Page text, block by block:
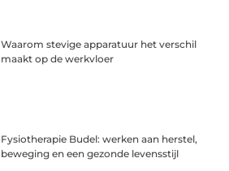
Waarom stevige apparatuur het verschil
maakt op de werkvloer
Fysiotherapie Budel: werken aan herstel,
beweging en een gezonde levensstijl